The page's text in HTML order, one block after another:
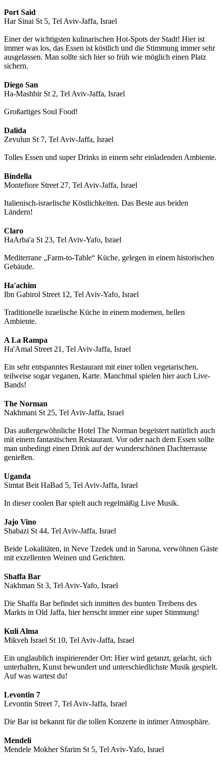
Port Said
Har Sinai St 5, Tel Aviv-Jaffa, Israel
Einer der wichtigsten kulinarischen Hot-Spots der Stadt! Hier ist
immer was los, das Essen ist köstlich und die Stimmung immer sehr
ausgelassen. Man sollte sich hier so früh wie möglich einen Platz
sichern.
Diego San
Ha-Mashbir St 2, Tel Aviv-Jaffa, Israel
Großartiges Soul Food!
Dalida
Zevulun St 7, Tel Aviv-Jaffa, Israel
Tolles Essen und super Drinks in einem sehr einladenden Ambiente.
Bindella
Montefiore Street 27, Tel Aviv-Jaffa, Israel
Italienisch-israelische Köstlichkeiten. Das Beste aus beiden
Ländern!
Claro
HaArba'a St 23, Tel Aviv-Yafo, Israel
Mediterrane „Farm-to-Table“ Küche, gelegen in einem historischen
Gebäude.
Ha'achim
Ibn Gabirol Street 12, Tel Aviv-Yafo, Israel
Traditionelle israelische Küche in einem modernen, hellen
Ambiente.
A La Rampa
Ha'Amal Street 21, Tel Aviv-Jaffa, Israel
Ein sehr entspanntes Restaurant mit einer tollen vegetarischen,
teilweise sogar veganen, Karte. Manchmal spielen hier auch Live-
Bands!
The Norman
Nakhmani St 25, Tel Aviv-Jaffa, Israel
Das außergewöhnliche Hotel The Norman begeistert natürlich auch
mit einem fantastischen Restaurant. Vor oder nach dem Essen sollte
man unbedingt einen Drink auf der wunderschönen Dachterrasse
genießen.
Uganda
Simtat Beit HaBad 5, Tel Aviv-Jaffa, Israel
In dieser coolen Bar spielt auch regelmäßig Live Musik.
Jajo Vino
Shabazi St 44, Tel Aviv-Jaffa, Israel
Beide Lokalitäten, in Neve Tzedek und in Sarona, verwöhnen Gäste
mit exzellenten Weinen und Gerichten.
Shaffa Bar
Nakhman St 3, Tel Aviv-Yafo, Israel
Die Shaffa Bar befindet sich inmitten des bunten Treibens des
Markts in Old Jaffa, hier herrscht immer eine super Stimmung!
Kuli Alma
Mikveh Israel St 10, Tel Aviv-Jaffa, Israel
Ein unglaublich inspirierender Ort: Hier wird getanzt, gelacht, sich
unterhalten, Kunst bewundert und unterschiedlichste Musik gespielt.
Auf was wartest du!
Levontin 7
Levontin Street 7, Tel Aviv-Jaffa, Israel
Die Bar ist bekannt für die tollen Konzerte in intimer Atmosphäre.
Mendeli
Mendele Mokher Sfarim St 5, Tel Aviv-Yafo, Israel